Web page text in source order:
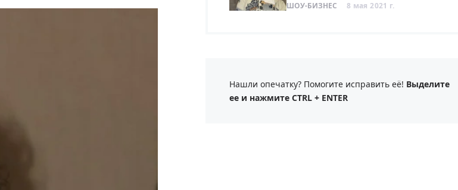
ШОУ-БИЗНЕС 8 мая 2021 г.
Нашли опечатку? Помогите исправить её! Выделите
ее и нажмите CTRL + ENTER